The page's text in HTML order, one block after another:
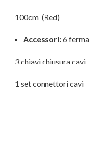
100cm (Red)
Accessori:6
3 chiavi chiusura cavi
1 set connettori cavi